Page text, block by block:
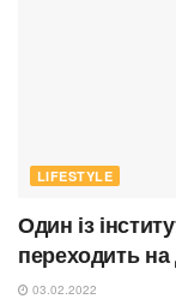
LIFESTYLE
Один із
переходить на
03.02.2022